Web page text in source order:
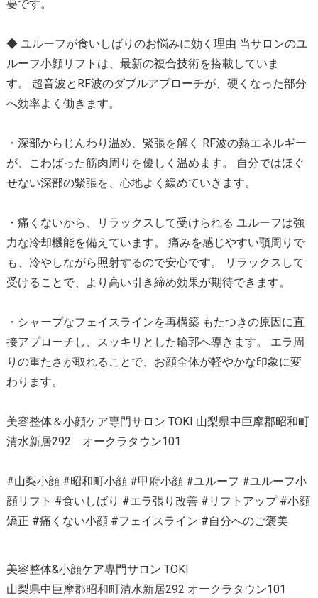
要です。
◆ ユルーフが食いしばりのお悩みに効く理由 当サロンのユ
ルーフ小顔リフトは、最新の複合技術を搭載していま
す。 超音波とRF波のダブルアプローチが、硬くなった部分
へ効率よく働きます。
・深部からじんわり温め、緊張を解く RF波の熱エネルギー
が、こわばった筋肉周りを優しく温めます。 自分ではほぐ
せない深部の緊張を、心地よく緩めていきます。
・痛くないから、リラックスして受けられる ユルーフは強
力な冷却機能を備えています。 痛みを感じやすい顎周りで
も、冷やしながら照射するので安心です。 リラックスして
受けることで、より高い引き締め効果が期待できます。
・シャープなフェイスラインを再構築 もたつきの原因に直
接アプローチし、スッキリとした輪郭へ導きます。 エラ周
りの重たさが取れることで、お顔全体が軽やかな印象に変
わります。
美容整体＆小顔ケア専門サロン TOKI 山梨県中巨摩郡昭和町
清水新居292 オークラタウン101
#山梨小顔 #昭和町小顔 #甲府小顔 #ユルーフ #ユルーフ小
顔リフト #食いしばり #エラ張り改善 #リフトアップ #小顔
矯正 #痛くない小顔 #フェイスライン #自分へのご褒美
美容整体&小顔ケア専門サロン TOKI
山梨県中巨摩郡昭和町清水新居292 オークラタウン101